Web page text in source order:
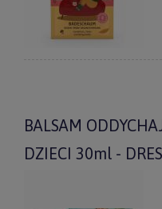
BALSAM
DZIECI 30ml -